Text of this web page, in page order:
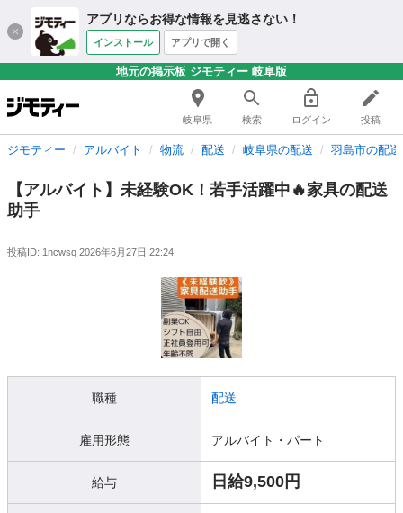
アプリならお得な情報を見逃さない！
インストール アプリで開く
地元の掲示板 ジモティー 岐阜版
岐阜県 検索 ログイン 投稿
ジモティー アルバイト 物流 配送 岐阜県の配送 羽島市の配送
【アルバイト】未経験OK！若手活躍中🔥家具の配送
助手
投稿ID: 1ncwsq 2026年6月27日 22:24
職種 配送
雇用形態 アルバイト・パート
給与 日給9,500円